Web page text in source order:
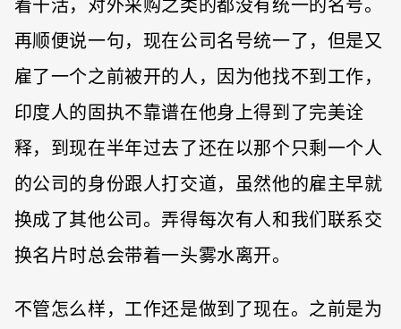
着干活，对外采购之类的都没有统一的名号。
再顺便说一句，现在公司名号统一了，但是又
雇了一个之前被开的人，因为他找不到工作，
印度人的固执不靠谱在他身上得到了完美诠
释，到现在半年过去了还在以那个只剩一个人
的公司的身份跟人打交道，虽然他的雇主早就
换成了其他公司。弄得每次有人和我们联系交
换名片时总会带着一头雾水离开。
不管怎么样，工作还是做到了现在。之前是为